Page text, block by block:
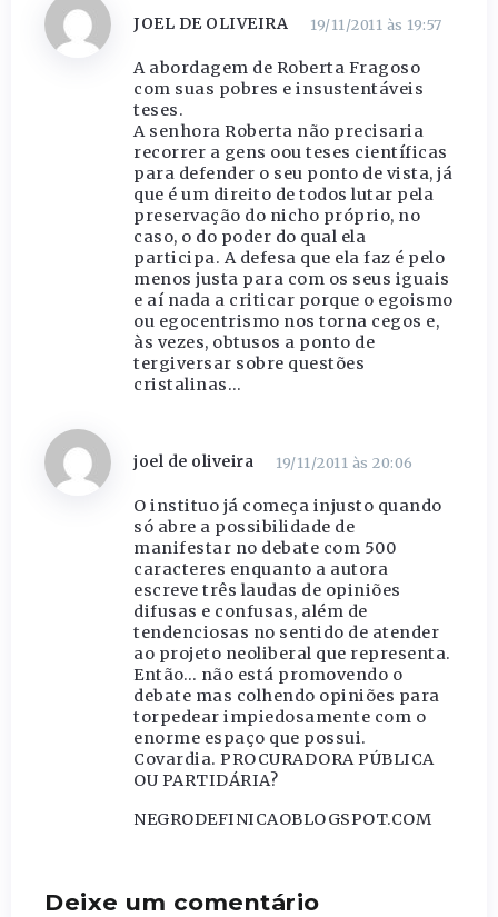
JOEL DE OLIVEIRA 19/11/2011 às 19:57
A abordagem de Roberta Fragoso
com suas pobres e insustentáveis
teses.
A senhora Roberta não precisaria
recorrer a gens oou teses científicas
para defender o seu ponto de vista, já
que é um direito de todos lutar pela
preservação do nicho próprio, no
caso, o do poder do qual ela
participa. A defesa que ela faz é pelo
menos justa para com os seus iguais
e aí nada a criticar porque o egoismo
ou egocentrismo nos torna cegos e,
às vezes, obtusos a ponto de
tergiversar sobre questões
cristalinas…
joel de oliveira 19/11/2011 às 20:06
O instituo já começa injusto quando
só abre a possibilidade de
manifestar no debate com 500
caracteres enquanto a autora
escreve três laudas de opiniões
difusas e confusas, além de
tendenciosas no sentido de atender
ao projeto neoliberal que representa.
Então… não está promovendo o
debate mas colhendo opiniões para
torpedear impiedosamente com o
enorme espaço que possui.
Covardia. PROCURADORA PÚBLICA
OU PARTIDÁRIA?
NEGRODEFINICAOBLOGSPOT.COM
Deixe um comentário